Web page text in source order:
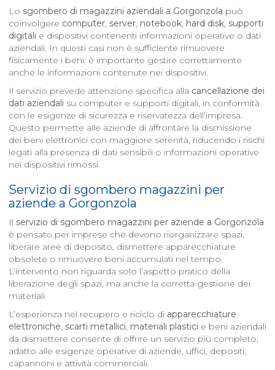
Lo sgombero di magazzini aziendali a Gorgonzola può
coinvolgere computer, server, notebook, hard disk, supporti
digitali e dispositivi contenenti informazioni operative o dati
aziendali. In questi casi non è sufficiente rimuovere
fisicamente i beni: è importante gestire correttamente
anche le informazioni contenute nei dispositivi.
Il servizio prevede attenzione specifica alla cancellazione dei
dati aziendali su computer e supporti digitali, in conformità
con le esigenze di sicurezza e riservatezza dell’impresa.
Questo permette alle aziende di affrontare la dismissione
dei beni elettronici con maggiore serenità, riducendo i rischi
legati alla presenza di dati sensibili o informazioni operative
nei dispositivi rimossi.
Servizio di sgombero magazzini per
aziende a Gorgonzola
Il servizio di sgombero magazzini per aziende a Gorgonzola
è pensato per imprese che devono riorganizzare spazi,
liberare aree di deposito, dismettere apparecchiature
obsolete o rimuovere beni accumulati nel tempo.
L’intervento non riguarda solo l’aspetto pratico della
liberazione degli spazi, ma anche la corretta gestione dei
materiali.
L’esperienza nel recupero e riciclo di apparecchiature
elettroniche, scarti metallici, materiali plastici e beni aziendali
da dismettere consente di offrire un servizio più completo,
adatto alle esigenze operative di aziende, uffici, depositi,
capannoni e attività commerciali.